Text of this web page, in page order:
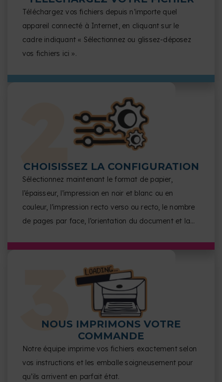
Téléchargez vos fichiers depuis n’importe quel
appareil connecté à Internet, en cliquant sur le
cadre indiquant « Sélectionnez ou glissez-déposez
vos fichiers ici ».
CHOISISSEZ LA CONFIGURATION
Sélectionnez maintenant le format de papier,
l’épaisseur, l’impression en noir et blanc ou en
couleur, l’impression recto verso ou recto, le nombre
de pages par face, l’orientation du document et la
NOUS IMPRIMONS VOTRE
COMMANDE
Notre équipe imprime vos fichiers exactement selon
vos instructions et les emballe soigneusement pour
qu’ils arrivent en parfait état.